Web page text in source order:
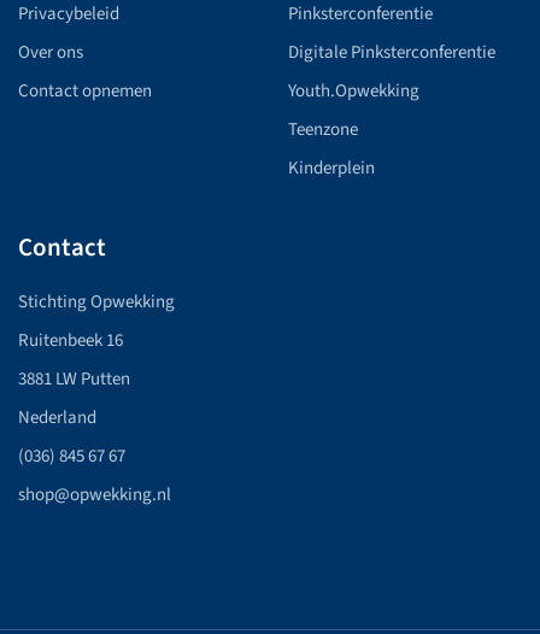
Privacybeleid
Over ons
Contact opnemen
Pinksterconferentie
Digitale Pinksterconferentie
Youth.Opwekking
Teenzone
Kinderplein
Contact
Stichting Opwekking
Ruitenbeek 16
3881 LW Putten
Nederland
(036) 845 67 67
shop@opwekking.nl